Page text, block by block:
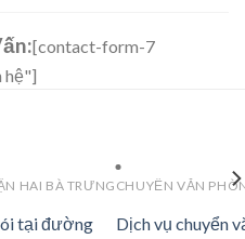
[contact-form-7
hệ"]
HAI BÀ TRƯNG
tại đường
CHUYỂN VĂN
Dịch vụ chuyển